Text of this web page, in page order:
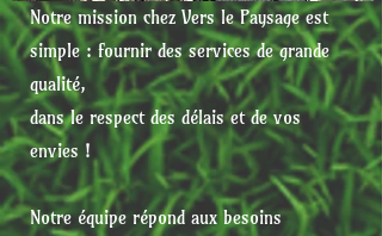
Notre mission chez Vers le Paysage est
simple : fournir des services de grande
qualité,
dans le respect des délais et de vos
envies !
Notre équipe répond aux besoins